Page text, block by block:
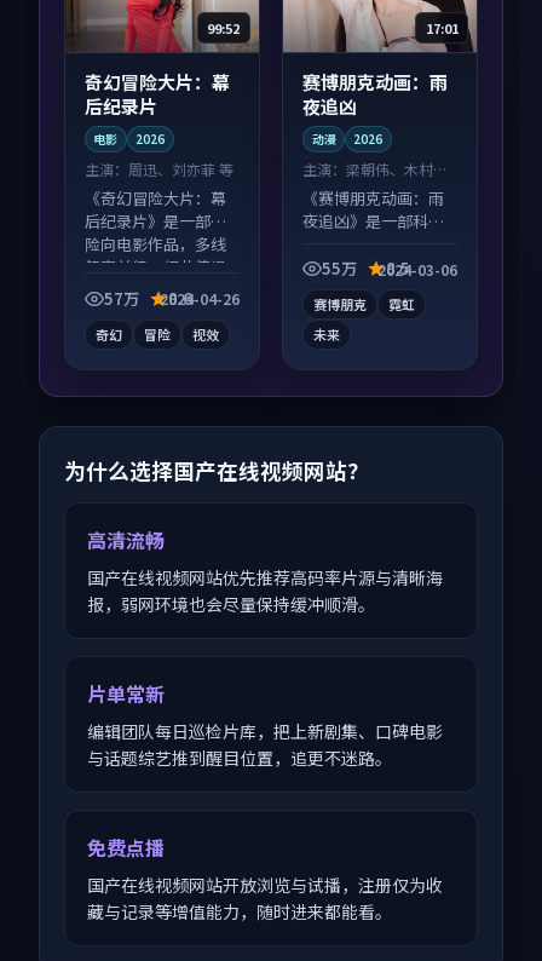
99:52
奇幻冒险大片：幕
后纪录片
电影 2026
主演： 周迅、刘亦菲 等
《奇幻冒险大片：幕
后纪录片》是一部冒
险向电影作品，多线
叙事并行，细节值得
二刷回味。
57万 8.6
2024-04-26
奇幻 冒险 视效
17:01
赛博朋克动画：雨
夜追凶
动漫 2026
主演：梁朝伟、木村拓
哉 等
《赛博朋克动画：雨
夜追凶》是一部科幻
续发酵，适合周末一
55万 8.5
2024-03-06
赛博朋克
霓虹
未来
为什么选择国产在线视频网站？
高清流畅
国产在线视频网站优先推荐高码率片源与清晰海
报，弱网环境也会尽量保持缓冲顺滑。
片单常新
编辑团队每日巡检片库，把上新剧集、口碑电影
与话题综艺推到醒目位置，追更不迷路。
免费点播
国产在线视频网站开放浏览与试播，注册仅为收
藏与记录等增值能力，随时进来都能看。